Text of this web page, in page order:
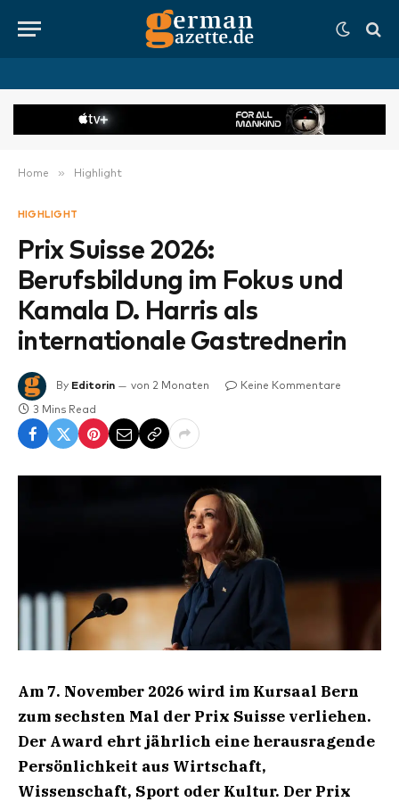
Home » Highlight
HIGHLIGHT
Prix Suisse 2026:
Berufsbildung im Fokus und
Kamala D. Harris als
internationale Gastrednerin
By Editorin von 2 Monaten Keine Kommentare
3 Mins Read
Am 7. November 2026 wird im Kursaal Bern
zum sechsten Mal der Prix Suisse verliehen.
Der Award ehrt jährlich eine herausragende
Persönlichkeit aus Wirtschaft,
Wissenschaft, Sport oder Kultur. Der Prix